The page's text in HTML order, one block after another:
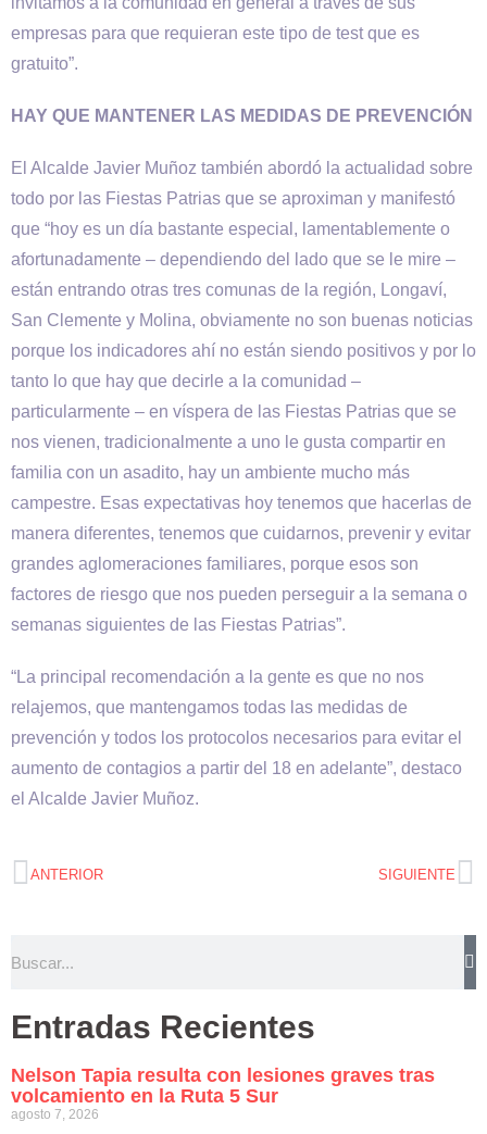
empresas para que requieran este tipo de test que es
gratuito”.
HAY QUE MANTENER LAS MEDIDAS DE PREVENCIÓN
El Alcalde Javier Muñoz también abordó la actualidad sobre
todo por las Fiestas Patrias que se aproximan y manifestó
que “hoy es un día bastante especial, lamentablemente o
afortunadamente – dependiendo del lado que se le mire –
están entrando otras tres comunas de la región, Longaví,
San Clemente y Molina, obviamente no son buenas noticias
porque los indicadores ahí no están siendo positivos y por lo
tanto lo que hay que decirle a la comunidad –
particularmente – en víspera de las Fiestas Patrias que se
nos vienen, tradicionalmente a uno le gusta compartir en
familia con un asadito, hay un ambiente mucho más
campestre. Esas expectativas hoy tenemos que hacerlas de
manera diferentes, tenemos que cuidarnos, prevenir y evitar
grandes aglomeraciones familiares, porque esos son
factores de riesgo que nos pueden perseguir a la semana o
semanas siguientes de las Fiestas Patrias”.
“La principal recomendación a la gente es que no nos
relajemos, que mantengamos todas las medidas de
prevención y todos los protocolos necesarios para evitar el
aumento de contagios a partir del 18 en adelante”, destaco
el Alcalde Javier Muñoz.
ANTERIOR SIGUIENTE
Entradas Recientes
Nelson Tapia resulta con lesiones graves tras
volcamiento en la Ruta 5 Sur
agosto 7, 2026